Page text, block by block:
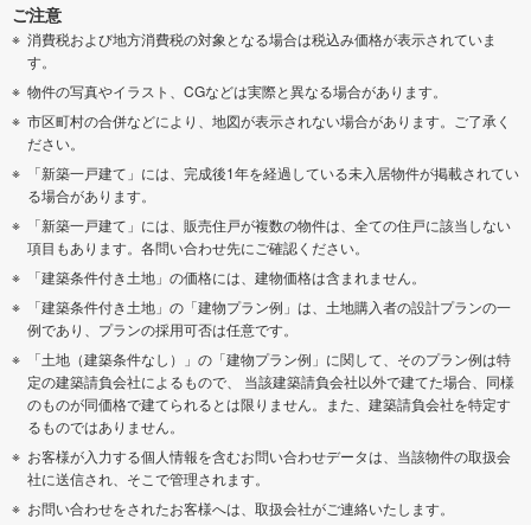
ご注意
消費税および地方消費税の対象となる場合は税込み価格が表示されていま
す。
物件の写真やイラスト、CGなどは実際と異なる場合があります。
市区町村の合併などにより、地図が表示されない場合があります。ご了承く
ださい。
「新築一戸建て」には、完成後1年を経過している未入居物件が掲載されてい
る場合があります。
「新築一戸建て」には、販売住戸が複数の物件は、全ての住戸に該当しない
項目もあります。各問い合わせ先にご確認ください。
「建築条件付き土地」の価格には、建物価格は含まれません。
「建築条件付き土地」の「建物プラン例」は、土地購入者の設計プランの一
例であり、プランの採用可否は任意です。
「土地（建築条件なし）」の「建物プラン例」に関して、そのプラン例は特
定の建築請負会社によるもので、 当該建築請負会社以外で建てた場合、同様
のものが同価格で建てられるとは限りません。また、建築請負会社を特定す
るものではありません。
お客様が入力する個人情報を含むお問い合わせデータは、当該物件の取扱会
社に送信され、そこで管理されます。
お問い合わせをされたお客様へは、取扱会社がご連絡いたします。